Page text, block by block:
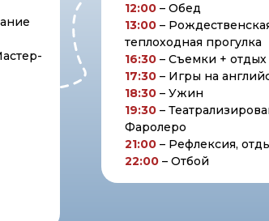
12:00 – Обед
13:00 –
теплоходная прогулка
16:30 – Съемки + отдых
17:30 – Игры на
18:30 – Ужин
19:30 –
Фаролеро
21:00 – Рефлексия,
22:00 – Отбой